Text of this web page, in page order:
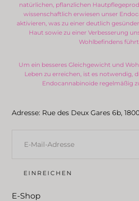
natürlichen, pflanzlichen
wissenschaftlich erwiesen unser
aktivieren, was zu einer deutlich
Haut sowie zu einer Verbesserung
Wohlbefindens führt.
Um ein besseres Gleichgewicht und
Leben zu erreichen, ist es notwendig,
Endocannabinoide regelmäßig
Adresse: Rue des Deux Gares 6b,
E-
EINREICHEN
E-Shop